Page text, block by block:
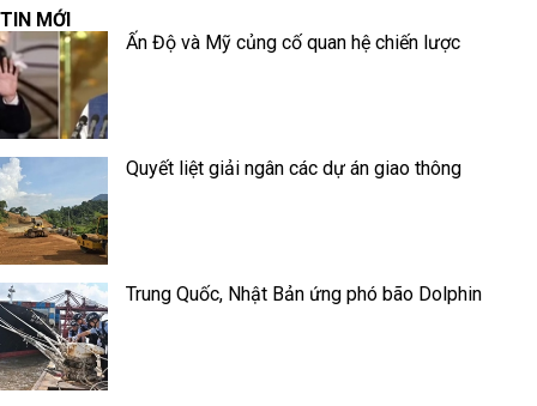
TIN MỚI
Ấn Độ và Mỹ củng cố quan hệ chiến lược
Quyết liệt giải ngân các dự án giao thông
Trung Quốc, Nhật Bản ứng phó bão Dolphin